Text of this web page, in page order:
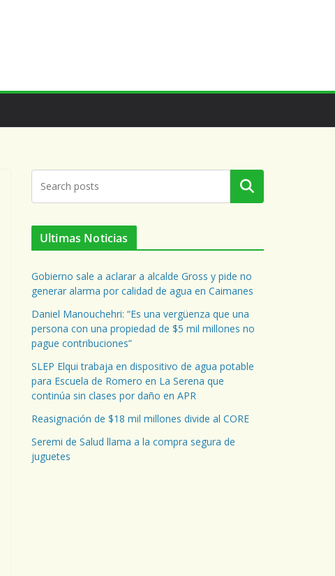
Buscar
Ultimas Noticias
Gobierno sale a aclarar a alcalde Gross y pide no
generar alarma por calidad de agua en Caimanes
Daniel Manouchehri: “Es una vergüenza que una
persona con una propiedad de $5 mil millones no
pague contribuciones”
SLEP Elqui trabaja en dispositivo de agua potable
para Escuela de Romero en La Serena que
continúa sin clases por daño en APR
Reasignación de $18 mil millones divide al CORE
Seremi de Salud llama a la compra segura de
juguetes